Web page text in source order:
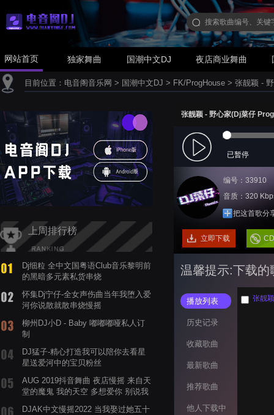
网站首页 独家舞曲 国潮中文DJ 夜店商业舞曲
目前位置： 电音阁音乐网 > 国潮中文DJ > FK/ProgHouse > 张靓颖 -
上周排行榜
Dj细粒 全中文国粤语Club音乐黎明前
的黑暗多元素私货串烧
怀集Dj宁仔-全女声伤曲当年我堕入爱
河你说散就散串烧慢摇
柳州DJ小D - Baby 嘟嘟嘟哑私人订
制
DJ猛子-精心打造我可以陪你去看星
星送爱河中的宝贝粉丝
AUG 2019抖音舞曲 夜店慢摇 来自天
堂的魔鬼 我的天空 多想爱你 别说我
DJAK中文慢摇2022 当我娶过她五十
张靓颖 - 野心家(Dj菜仔
已暂停
编号：33910
音质：320
把这首歌分
立即下载
温馨提示:下载的
播放列表
历史记录
收藏歌曲
最新歌曲
推荐歌曲
他人下载中
张靓